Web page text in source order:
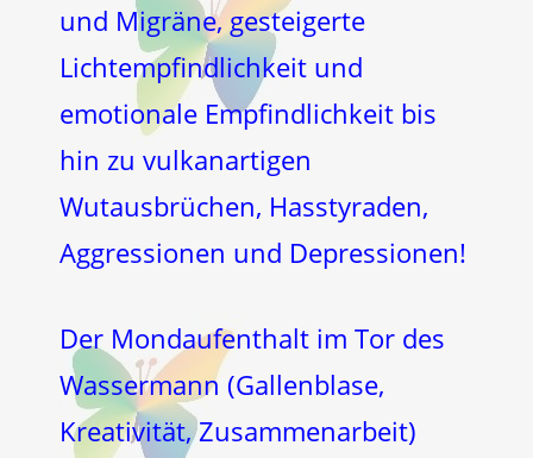
und Migräne, gesteigerte
Lichtempfindlichkeit und
emotionale Empfindlichkeit bis
hin zu vulkanartigen
Wutausbrüchen, Hasstyraden,
Aggressionen und Depressionen!
Der Mondaufenthalt im Tor des
Wassermann (Gallenblase,
Kreativität, Zusammenarbeit)